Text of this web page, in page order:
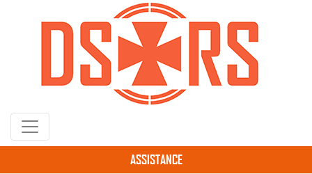
hovedindhold
ASSISTANCE